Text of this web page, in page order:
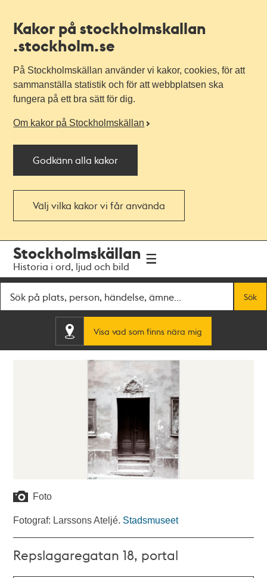
Kakor på stockholmskallan
.stockholm.se
På Stockholmskällan använder vi kakor, cookies, för att
sammanställa statistik och för att webbplatsen ska
fungera på ett bra sätt för dig.
Om kakor på Stockholmskällan
Godkänn alla kakor
Välj vilka kakor vi får använda
navigationen
huvudinnehållet
Stockholmskällan
Historia i ord, ljud och bild
Sök
Visa vad som finns nära mig
Foto
Fotograf: Larssons Ateljé. Stadsmuseet
Repslagaregatan 18, portal